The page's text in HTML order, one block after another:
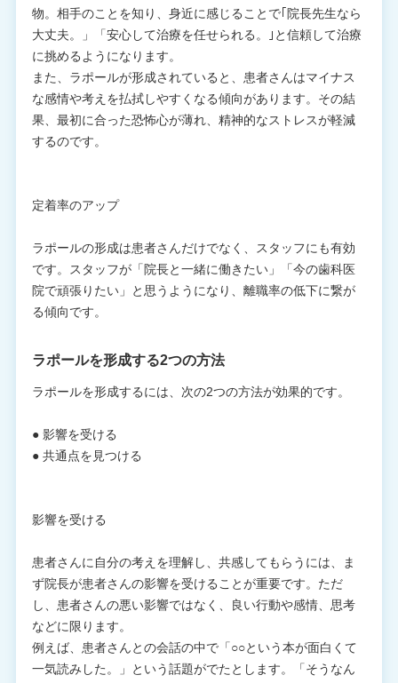
物。相手のことを知り、身近に感じることで｢院長先生なら
大丈夫。」「安心して治療を任せられる。｣と信頼して治療
に挑めるようになります。
また、ラポールが形成されていると、患者さんはマイナス
な感情や考えを払拭しやすくなる傾向があります。その結
果、最初に合った恐怖心が薄れ、精神的なストレスが軽減
するのです。
定着率のアップ
ラポールの形成は患者さんだけでなく、スタッフにも有効
です。スタッフが「院長と一緒に働きたい」「今の歯科医
院で頑張りたい」と思うようになり、離職率の低下に繋が
る傾向です。
ラポールを形成する2つの方法
ラポールを形成するには、次の2つの方法が効果的です。
● 影響を受ける
● 共通点を見つける
影響を受ける
患者さんに自分の考えを理解し、共感してもらうには、ま
ず院長が患者さんの影響を受けることが重要です。ただ
し、患者さんの悪い影響ではなく、良い行動や感情、思考
などに限ります。
例えば、患者さんとの会話の中で「○○という本が面白くて
一気読みした。」という話題がでたとします。「そうなん